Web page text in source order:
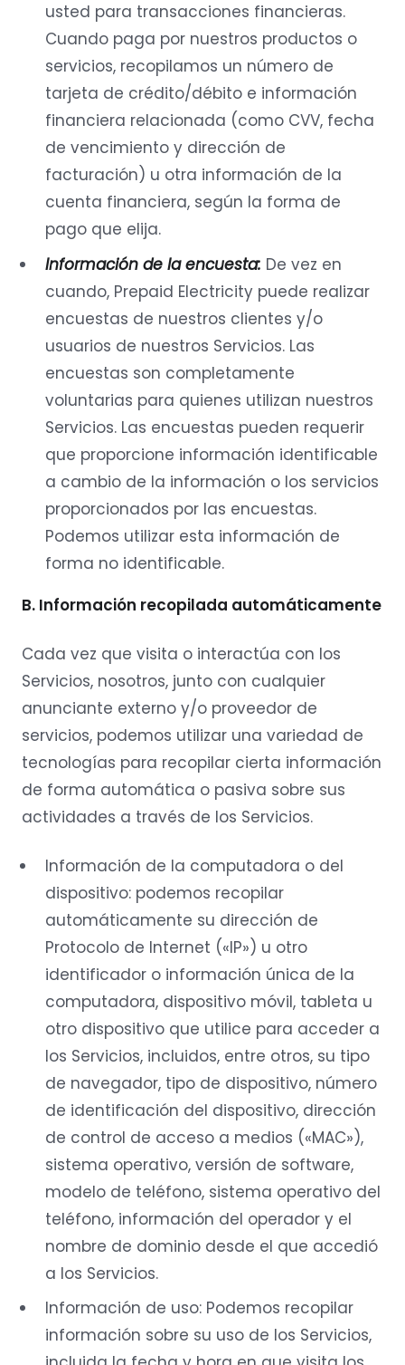
usted para transacciones financieras.
Cuando paga por nuestros productos o
servicios, recopilamos un número de
tarjeta de crédito/débito e información
financiera relacionada (como CVV, fecha
de vencimiento y dirección de
facturación) u otra información de la
cuenta financiera, según la forma de
pago que elija.
Información de la encuesta: De vez en
cuando, Prepaid Electricity puede realizar
encuestas de nuestros clientes y/o
usuarios de nuestros Servicios. Las
encuestas son completamente
voluntarias para quienes utilizan nuestros
Servicios. Las encuestas pueden requerir
que proporcione información identificable
a cambio de la información o los servicios
proporcionados por las encuestas.
Podemos utilizar esta información de
forma no identificable.
B. Información recopilada automáticamente
Cada vez que visita o interactúa con los
Servicios, nosotros, junto con cualquier
anunciante externo y/o proveedor de
servicios, podemos utilizar una variedad de
tecnologías para recopilar cierta información
de forma automática o pasiva sobre sus
actividades a través de los Servicios.
Información de la computadora o del
dispositivo: podemos recopilar
automáticamente su dirección de
Protocolo de Internet («IP») u otro
identificador o información única de la
computadora, dispositivo móvil, tableta u
otro dispositivo que utilice para acceder a
los Servicios, incluidos, entre otros, su tipo
de navegador, tipo de dispositivo, número
de identificación del dispositivo, dirección
de control de acceso a medios («MAC»),
sistema operativo, versión de software,
modelo de teléfono, sistema operativo del
teléfono, información del operador y el
nombre de dominio desde el que accedió
a los Servicios.
Información de uso: Podemos recopilar
información sobre su uso de los Servicios,